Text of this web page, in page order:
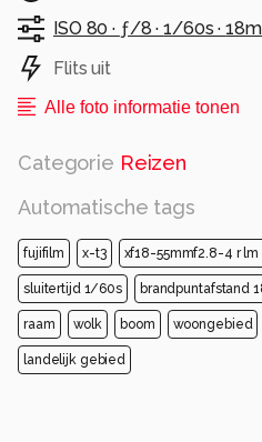
ISO 80 · ƒ/8 ·1/60s ·
Flits uit
Alle foto informatie tonen
Categorie Reizen
Automatische tags
fujifilm x-t3 xf18-55mmf2.8-4 r lm
sluitertijd 1/60s brandpuntafstand
raam wolk boom woongebied
landelijk gebied